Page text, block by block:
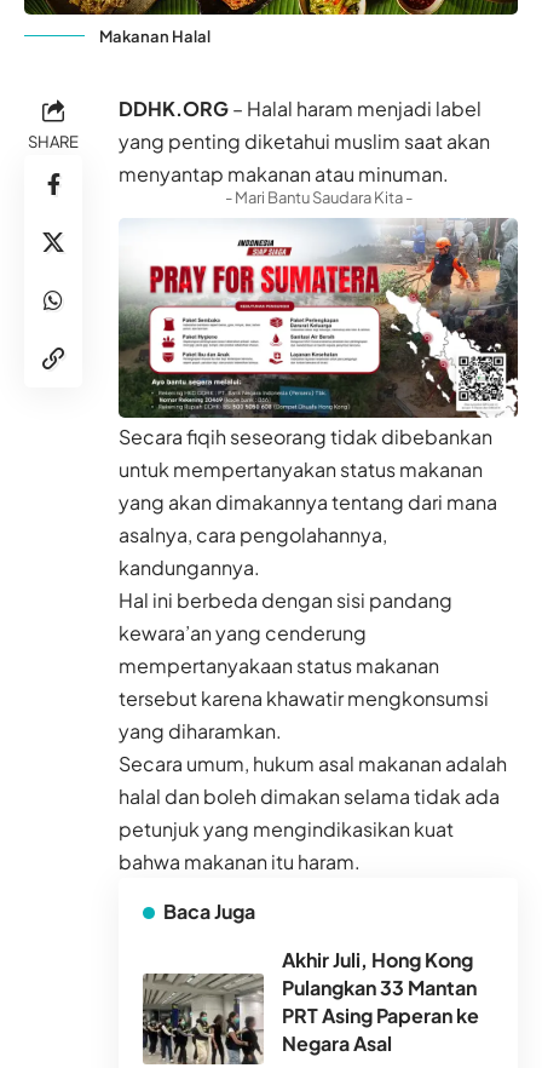
Makanan Halal
SHARE
DDHK.ORG– Halal haram menjadi label
yang penting diketahui muslim saat akan
menyantap makanan atau minuman.
- Mari Bantu Saudara Kita -
Secara fiqih seseorang tidak dibebankan
untuk mempertanyakan statusmakanan
yang akan dimakannya tentang dari mana
asalnya, cara pengolahannya,
kandungannya.
Hal ini berbeda dengan sisi pandang
kewara’anyang cenderung
mempertanyakaan status makanan
tersebut karena khawatir mengkonsumsi
yang diharamkan.
Secara umum, hukum asal makanan adalah
halal dan boleh dimakan selama tidak ada
petunjuk yang mengindikasikan kuat
bahwa makanan itu haram.
Baca Juga
Akhir Juli, Hong Kong
Pulangkan 33 Mantan
PRT Asing Paperan ke
Negara Asal